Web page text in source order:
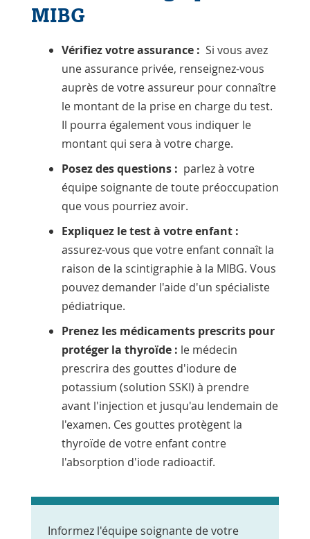
MIBG
Vérifiez votre assurance : Si vous avez
une assurance privée, renseignez-vous
auprès de votre assureur pour connaître
le montant de la prise en charge du test.
Il pourra également vous indiquer le
montant qui sera à votre charge.
Posez des questions : parlez à votre
équipe soignante de toute préoccupation
que vous pourriez avoir.
Expliquez le test à votre enfant :
assurez-vous que votre enfant connaît la
raison de la scintigraphie à la MIBG. Vous
pouvez demander l'aide d'un spécialiste
pédiatrique.
Prenez les médicaments prescrits pour
protéger la thyroïde : le médecin
prescrira des gouttes d'iodure de
potassium (solution SSKI) à prendre
avant l'injection et jusqu'au lendemain de
l'examen. Ces gouttes protègent la
thyroïde de votre enfant contre
l'absorption d'iode radioactif.
Informez l'équipe soignante de votre